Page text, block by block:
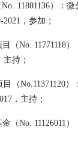
11801136）：
，参加；
（No. 11771118
持；
（No.11371120
，主持；
（No. 11126011